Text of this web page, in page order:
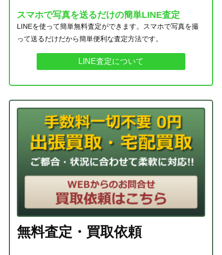
スマホで写真を送るだけの簡単LINE査定
LINEを使って簡単無料査定ができます。スマホで写真を撮
って送るだけだから簡単便利な査定方法です。
LINE査定について
無料査定・買取依頼